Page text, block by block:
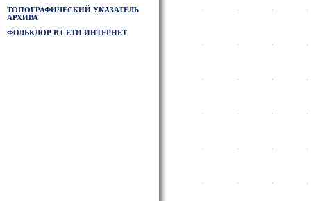
ТОПОГРАФИЧЕСКИЙ УКАЗАТЕЛЬ
АРХИВА
ФОЛЬКЛОР В СЕТИ ИНТЕРНЕТ